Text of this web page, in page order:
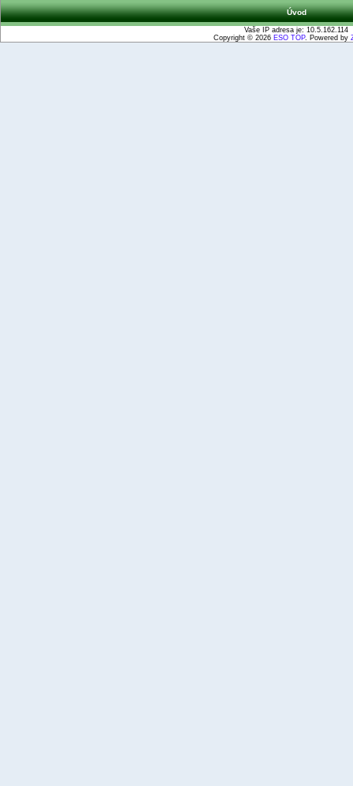
Úvod
Vaše IP adresa je: 10.5.162.114
Copyright © 2026 ESO TOP. Powered by